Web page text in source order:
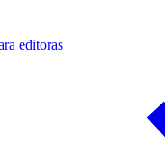
editoras